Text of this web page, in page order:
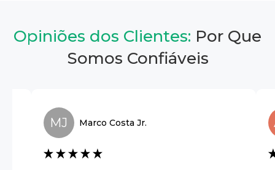
Opiniões dos Clientes: Por Que
Somos Confiáveis
MJ Marco Costa Jr.